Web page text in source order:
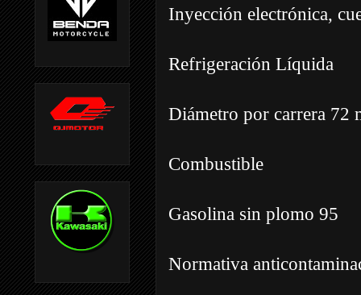
Inyección electrónica,
Refrigeración Líquida
Diámetro por carrera 72
Combustible
Gasolina sin plomo 95
Normativa